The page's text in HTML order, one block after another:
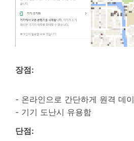
장점:
- 온라인으로 간단하게 원격 데
- 기기 도난시 유용함
단점: